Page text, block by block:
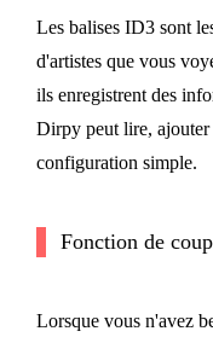
Les balises ID3 sont
d'artistes que vous
ils enregistrent des
Dirpy peut lire,
configuration simple.
Fonction de
Lorsque vous n'avez